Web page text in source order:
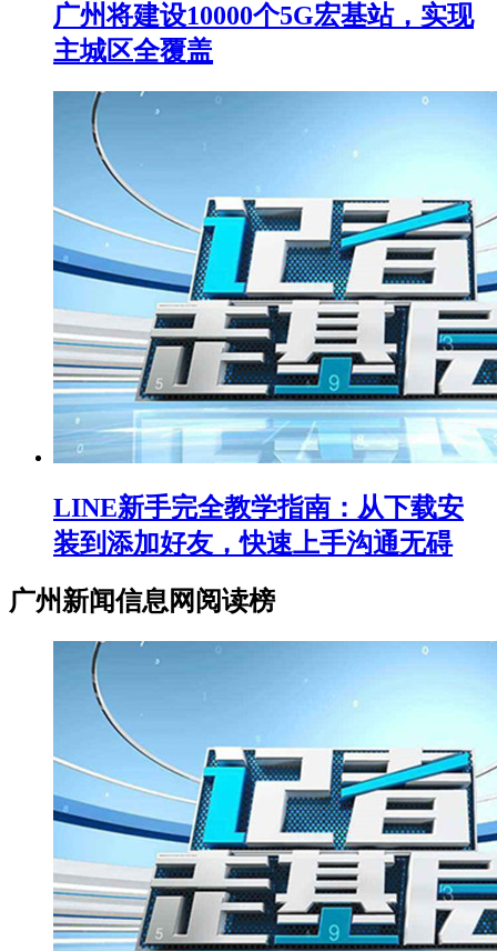
广州将建设10000个5G宏基站，实现
主城区全覆盖
LINE新手完全教学指南：从下载安
装到添加好友，快速上手沟通无碍
广州新闻信息网阅读榜